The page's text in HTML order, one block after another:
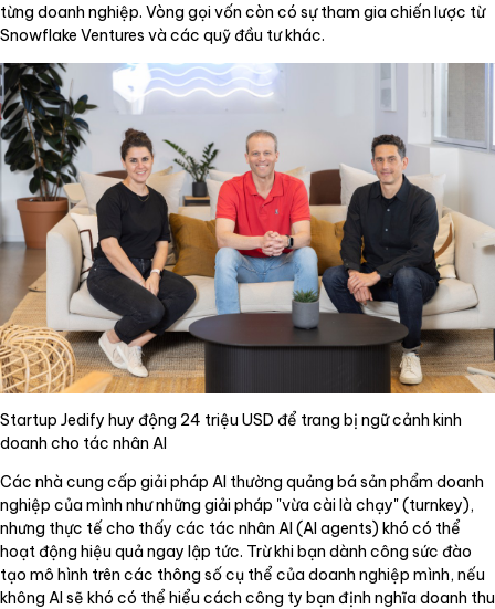
từng doanh nghiệp. Vòng gọi vốn còn có sự tham gia chiến lược từ
Snowflake Ventures và các quỹ đầu tư khác.
Startup Jedify huy động 24 triệu USD để trang bị ngữ cảnh kinh
doanh cho tác nhân AI
Các nhà cung cấp giải pháp AI thường quảng bá sản phẩm doanh
nghiệp của mình như những giải pháp "vừa cài là chạy" (turnkey),
nhưng thực tế cho thấy các tác nhân AI (AI agents) khó có thể
hoạt động hiệu quả ngay lập tức. Trừ khi bạn dành công sức đào
tạo mô hình trên các thông số cụ thể của doanh nghiệp mình, nếu
không AI sẽ khó có thể hiểu cách công ty bạn định nghĩa doanh thu